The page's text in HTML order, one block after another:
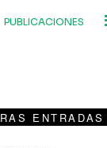
PUBLICACIONES
ENTRADAS